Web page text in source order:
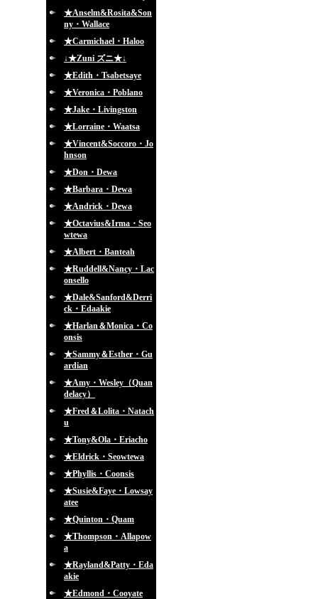
★Anselm&Rosita&Son
ny・Wallace
★Carmichael・Haloo
↓★Zuni ズニ★↓
★Edith・Tsabetsaye
★Veronica・Poblano
★Jake・Livingston
★Lorraine・Waatsa
★Vincent&Soccoro・Jo
hnson
★Don・Dewa
★Barbara・Dewa
★Andrick・Dewa
★Octavius&Irma・Seo
wtewa
★Albert・Banteah
★Ruddell&Nancy・Lac
onsello
★Dale&Sanford&Derri
ck・Edaakie
★Harlan＆Monica・Co
onsis
★Sammy＆Esther・Gu
ardian
★Amy・Wesley（Quan
delacy）
★Fred＆Lolita・Natach
u
★Tony&Ola・Eriacho
★Eldrick・Seowtewa
★Phyllis・Coonsis
★Susie&Faye・Lowsay
atee
★Quinton・Quam
★Thompson・Allapow
a
★Rayland&Patty・Eda
akie
★Edmond・Cooyate